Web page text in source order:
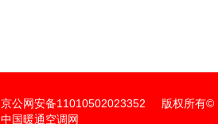
京公网安备11010502023352 版权所有©
中国暖通空调网